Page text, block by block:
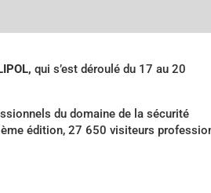
qui s’est déroulé du 17 au 20
du domaine de la sécurité
édition, 27 650 visiteurs